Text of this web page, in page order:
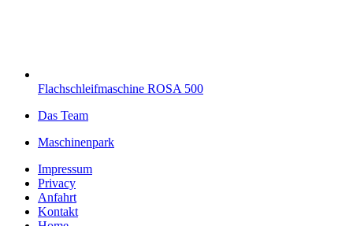
Flachschleifmaschine ROSA 500
Das Team
Maschinenpark
Impressum
Privacy
Anfahrt
Kontakt